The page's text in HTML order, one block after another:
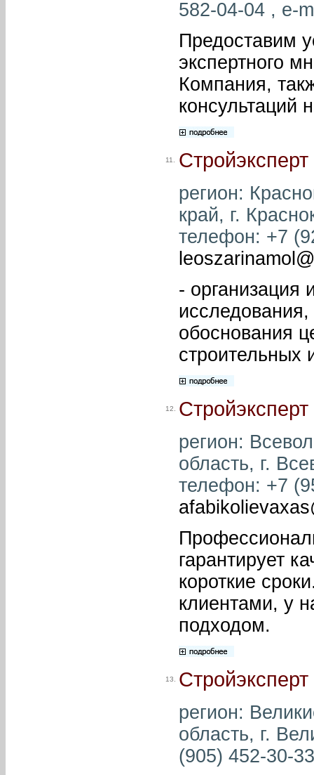
582-04-04 , e-
Предоставим
экспертного
Компания,
консультаций
11.
регион:
край, г.
телефон: +7
- организация
исследования,
обоснования
строительных
12.
регион:
область, г.
телефон: +7
гарантирует
короткие
клиентами, у
подходом.
13.
регион:
область, г.
(905) 452-30-